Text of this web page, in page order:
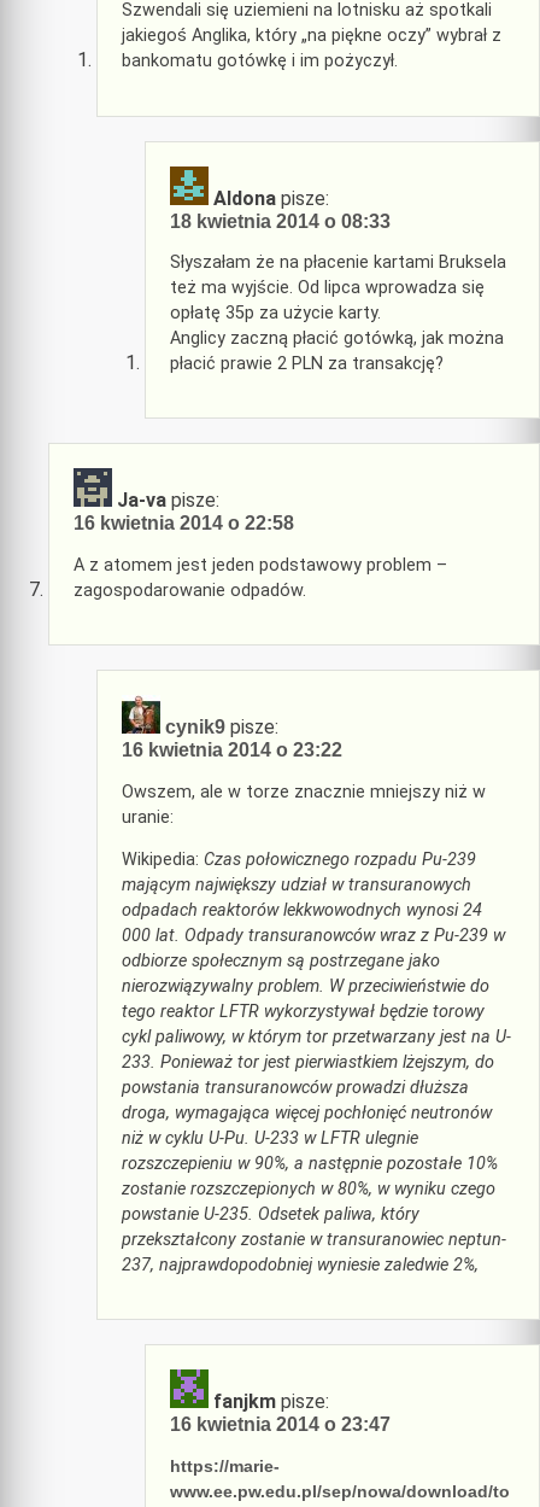
Szwendali się uziemieni na lotnisku aż spotkali
jakiegoś Anglika, który „na piękne oczy” wybrał z
bankomatu gotówkę i im pożyczył.
Aldona pisze:
18 kwietnia 2014 o 08:33
Słyszałam że na płacenie kartami Bruksela
też ma wyjście. Od lipca wprowadza się
opłatę 35p za użycie karty.
Anglicy zaczną płacić gotówką, jak można
płacić prawie 2 PLN za transakcję?
Ja-va pisze:
16 kwietnia 2014 o 22:58
A z atomem jest jeden podstawowy problem –
zagospodarowanie odpadów.
cynik9 pisze:
16 kwietnia 2014 o 23:22
Owszem, ale w torze znacznie mniejszy niż w
uranie:
Wikipedia: Czas połowicznego rozpadu Pu-239
mającym największy udział w transuranowych
odpadach reaktorów lekkwowodnych wynosi 24
000 lat. Odpady transuranowców wraz z Pu-239 w
odbiorze społecznym są postrzegane jako
nierozwiązywalny problem. W przeciwieństwie do
tego reaktor LFTR wykorzystywał będzie torowy
cykl paliwowy, w którym tor przetwarzany jest na U-
233. Ponieważ tor jest pierwiastkiem lżejszym, do
powstania transuranowców prowadzi dłuższa
droga, wymagająca więcej pochłonięć neutronów
niż w cyklu U-Pu. U-233 w LFTR ulegnie
rozszczepieniu w 90%, a następnie pozostałe 10%
zostanie rozszczepionych w 80%, w wyniku czego
powstanie U-235. Odsetek paliwa, który
przekształcony zostanie w transuranowiec neptun-
237, najprawdopodobniej wyniesie zaledwie 2%,
fanjkm pisze:
16 kwietnia 2014 o 23:47
https://marie-
www.ee.pw.edu.pl/sep/nowa/download/to